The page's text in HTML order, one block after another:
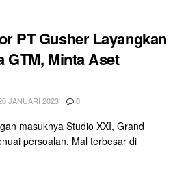
PT Gusher Layangkan
GTM, Minta Aset
JANUARI 2023 0
masuknya Studio XXI, Grand
persoalan. Mal terbesar di